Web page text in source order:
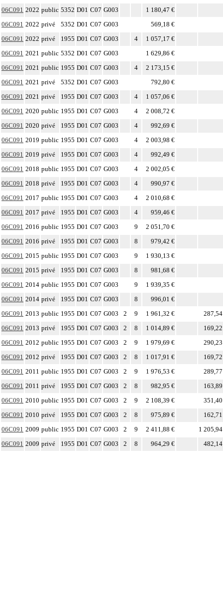
06C091 2022 public 5352 D01 C07 G003
1 180,47 €
06C091 2022 privé 5352 D01 C07 G003
569,18 €
06C091 2022 privé 1955 D01 C07 G003 4
1 057,17 €
06C091 2021 public 5352 D01 C07 G003
1 629,86 €
06C091 2021 public 1955 D01 C07 G003 4
2 173,15 €
06C091 2021 privé 5352 D01 C07 G003
792,80 €
06C091 2021 privé 1955 D01 C07 G003 4
1 057,06 €
06C091 2020 public 1955 D01 C07 G003 4
2 008,72 €
06C091 2020 privé 1955 D01 C07 G003 4
992,69 €
06C091 2019 public 1955 D01 C07 G003 4
2 003,98 €
06C091 2019 privé 1955 D01 C07 G003 4
992,49 €
06C091 2018 public 1955 D01 C07 G003 4
2 002,05 €
06C091 2018 privé 1955 D01 C07 G003 4
990,97 €
06C091 2017 public 1955 D01 C07 G003 4
2 010,68 €
06C091 2017 privé 1955 D01 C07 G003 4
959,46 €
06C091 2016 public 1955 D01 C07 G003 9
2 051,70 €
06C091 2016 privé 1955 D01 C07 G003 8
979,42 €
06C091 2015 public 1955 D01 C07 G003 9
1 930,13 €
06C091 2015 privé 1955 D01 C07 G003 8
981,68 €
06C091 2014 public 1955 D01 C07 G003 9
1 939,35 €
06C091 2014 privé 1955 D01 C07 G003 8
996,01 €
06C091 2013 public 1955 D01 C07 G003 2 9 1 961,32 €
06C091 2013 privé 1955 D01 C07 G003 2 8 1 014,89 €
06C091 2012 public 1955 D01 C07 G003 2 9 1 979,69 €
06C091 2012 privé 1955 D01 C07 G003 2 8 1 017,91 €
06C091 2011 public 1955 D01 C07 G003 2 9 1 976,53 €
06C091 2011 privé 1955 D01 C07 G003 2 8 982,95 €
06C091 2010 public 1955 D01 C07 G003 2 9 2 108,39 €
06C091 2010 privé 1955 D01 C07 G003 2 8 975,89 €
06C091 2009 public 1955 D01 C07 G003 2 9 2 411,88 €
1
06C091 2009 privé 1955 D01 C07 G003 2 8 964,29 €